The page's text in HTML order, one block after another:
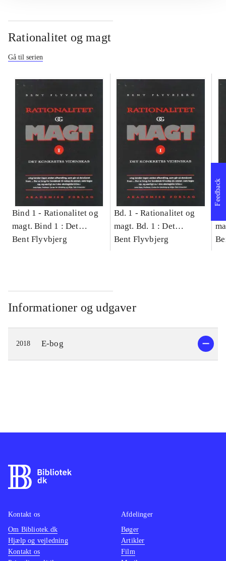
Rationalitet og magt
Gå til serien
Bind 1 - Rationalitet og
magt. Bind 1 : Det
konkretes videnskab
Bent Flyvbjerg
Bd. 1 -Rationalitet og
magt. Bd. 1 : Det
konkretes videnskab
Bent Flyvbjerg
Informationer og udgaver
2018 E-bog
Feedback
Kontakt os
Om Bibliotek.dk
Hjælp og vejledning
Kontakt os
Afdelinger
Bøger
Artikler
Film